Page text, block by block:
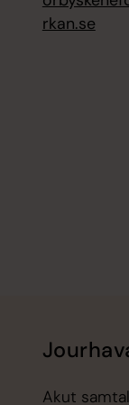
rkan.se
Akut